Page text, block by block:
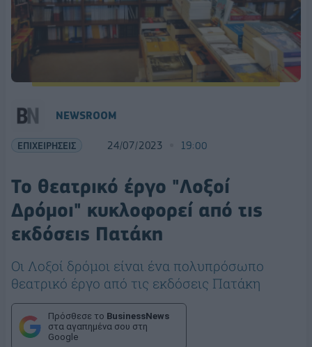
NEWSROOM
ΕΠΙΧΕΙΡΗΣΕΙΣ 24/07/2023 19:00
Το θεατρικό έργο "Λοξοί
Δρόμοι" κυκλοφορεί από τις
εκδόσεις Πατάκη
Οι Λοξοί δρόµοι είναι ένα πολυπρόσωπο
θεατρικό έργο από τις εκδόσεις Πατάκη
Πρόσθεσε το BusinessNews
στα αγαπημένα σου στη
Google